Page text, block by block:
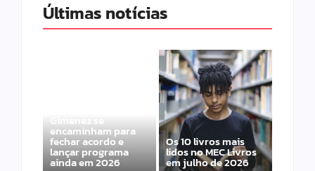
Últimas notícias
Gimenez se
encaminham para
fechar acordo e
lançar programa
ainda em 2026
Os 10 livros mais
lidos no MEC Livros
em julho de 2026